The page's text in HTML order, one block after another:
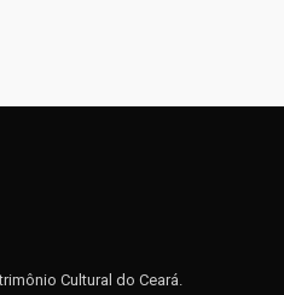
Cultural do Ceará.